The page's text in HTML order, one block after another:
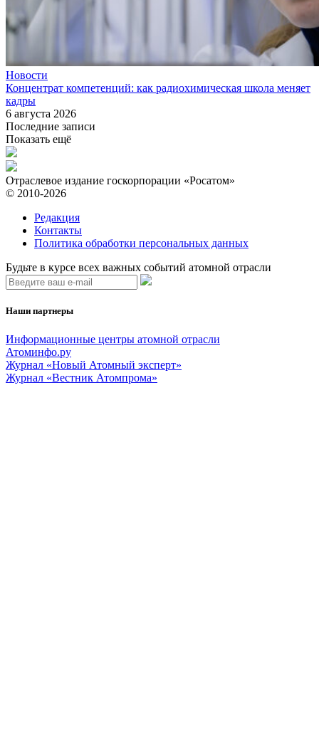
Новости
Концентрат компетенций: как радиохимическая школа меняет
кадры
6 августа 2026
Последние записи
Показать ещё
Отраслевое издание госкорпорации «Росатом»
© 2010-2026
Редакция
Контакты
Политика обработки персональных данных
Будьте в курсе всех важных событий атомной отрасли
Наши партнеры
Информационные центры атомной отрасли
Атоминфо.ру
Журнал «Новый Атомный эксперт»
Журнал «Вестник Атомпрома»